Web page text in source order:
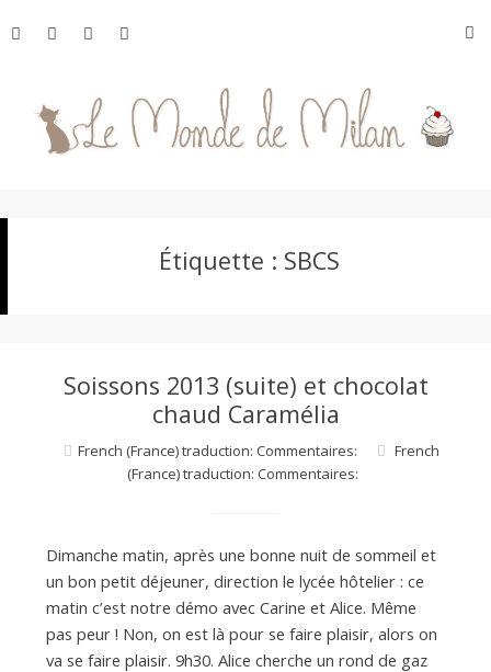
au
Étiquette : SBCS
Soissons 2013 (suite) et chocolat
chaud Caramélia
French (France) traduction: Commentaires:
French
(France) traduction: Commentaires:
Dimanche matin, après une bonne nuit de sommeil et
un bon petit déjeuner, direction le lycée hôtelier : ce
matin c’est notre démo avec Carine et Alice. Même
pas peur ! Non, on est là pour se faire plaisir, alors on
va se faire plaisir. 9h30. Alice cherche un rond de gaz